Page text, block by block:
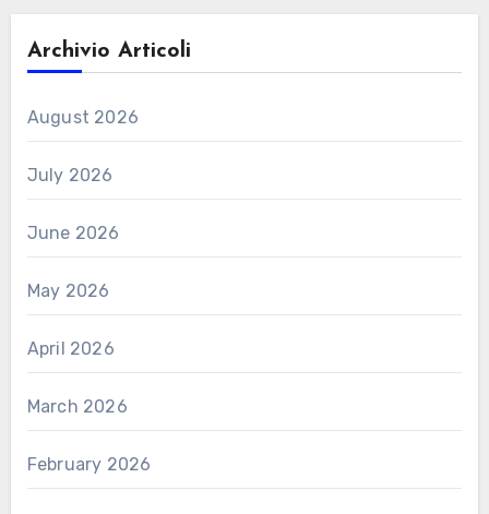
Archivio Articoli
August 2026
July 2026
June 2026
May 2026
April 2026
March 2026
February 2026